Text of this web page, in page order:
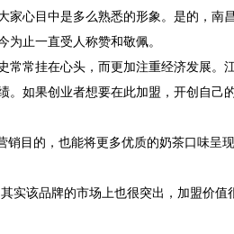
心目中是多么熟悉的形象。是的，南
止一直受人称赞和敬佩。
常常挂在心头，而更加注重经济发展。
。如果创业者想要在此加盟，开创自己
目的，也能将更多优质的奶茶口味呈
实该品牌的市场上也很突出，加盟价值